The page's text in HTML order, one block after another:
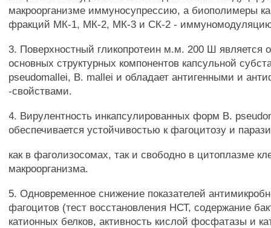
макроорганизме иммуносупрессию, а биополимеры
фракций МК-1, МК-2, МК-3 и СК-2 -
3. Поверхностный гликопротеин м.м. 200 Ш является
основных структурных компонентов капсульной
pseudomallei, В. mallei и обладает антигенными и
-свойствами.
4. Вирулентность инкапсулированных форм В.
обеспечивается устойчивостью к фагоцитозу и
как в фаголизосомах, так и свободно в цитоплазме
макроорганизма.
5. Одновременное снижение показателей
фагоцитов (тест восстановления НСТ, содержание
катионных белков, активность кислой фосфатазы и